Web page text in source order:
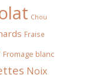
Chou
Fraise
Fromage blanc
Noix